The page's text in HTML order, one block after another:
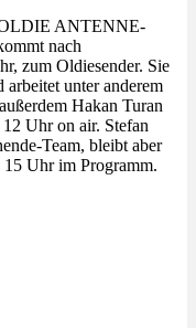
OLDIE ANTENNE-
nach
zum Oldiesender. Sie
unter anderem
Hakan Turan
Uhr on air. Stefan
Team, bleibt aber
Uhr im Programm.